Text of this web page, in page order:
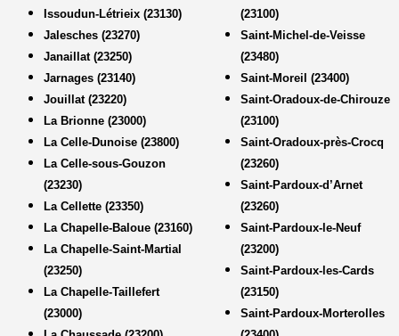
Issoudun-Létrieix (23130)
Jalesches (23270)
Janaillat (23250)
Jarnages (23140)
Jouillat (23220)
La Brionne (23000)
La Celle-Dunoise (23800)
La Celle-sous-Gouzon
(23230)
La Cellette (23350)
La Chapelle-Baloue (23160)
La Chapelle-Saint-Martial
(23250)
La Chapelle-Taillefert
(23000)
(23100)
Saint-Michel-de-Veisse
(23480)
Saint-Moreil (23400)
Saint-Oradoux-de-Chirouze
(23100)
Saint-Oradoux-près-Crocq
(23260)
Saint-Pardoux-d’Arnet
(23260)
Saint-Pardoux-le-Neuf
(23200)
Saint-Pardoux-les-Cards
(23150)
Saint-Pardoux-Morterolles